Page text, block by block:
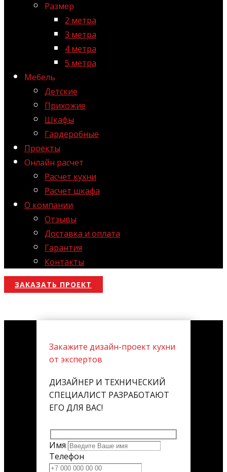
Размер
2 метра
3 метра
4 метра
5 метра
Мебель
Детские
Прихожие
Шкафы
Гардеробные
Проекты
Онлайн расчет
Расчет кухни
Расчет шкафа
О компании
Отзывы
Доставка и оплата
Гарантия
Контакты
ЗАКАЗАТЬ ПРОЕКТ
Закажите дизайн-проект кухни
от экспертов
ДИЗАЙНЕР И ТЕХНИЧЕСКИЙ
СПЕЦИАЛИСТ РАЗРАБОТАЮТ
ЕГО ДЛЯ ВАС!
Имя
Телефон